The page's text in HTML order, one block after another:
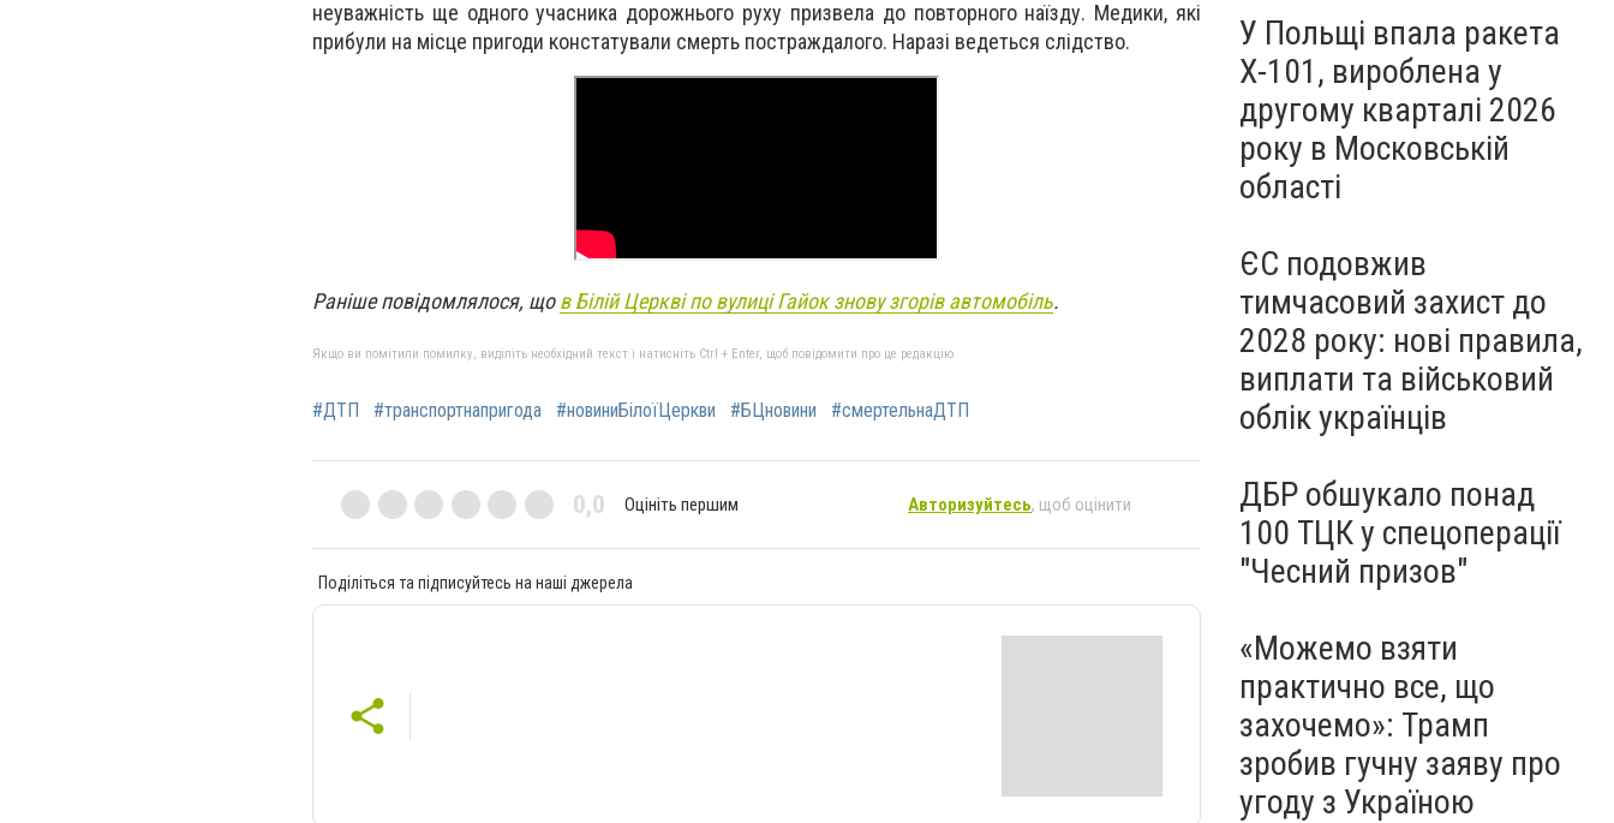
неуважність ще одного учасника дорожнього руху призвела до повторного наїзду. Медики, які
прибули на місце пригоди констатували смерть постраждалого. Наразі ведеться слідство.
Раніше повідомлялося, щов Білій Церкві по вулиці Гайок знову згорів автомобіль.
Якщо ви помітили помилку, виділіть необхідний текст і натисніть Ctrl + Enter, щоб повідомити про це редакцію
#ДТП #транспортнапригода #новиниБілоїЦеркви #БЦновини #смертельнаДТП
0,0 Оцініть першим Авторизуйтесь, щоб оцінити
Поділіться та підписуйтесь на наші джерела
У Польщі впала ракета
Х-101, вироблена у
другому кварталі 2026
року в Московській
області
ЄС подовжив
тимчасовий захист до
2028 року: нові правила,
виплати та військовий
облік українців
ДБР обшукало понад
100 ТЦК у спецоперації
"Чесний призов"
«Можемо взяти
практично все, що
захочемо»: Трамп
зробив гучну заяву про
угоду з Україною